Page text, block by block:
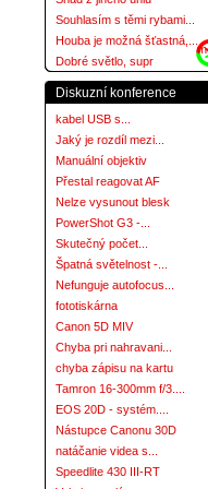
Souhlasím s těmi rybami...
Houba je možná šťastná,...
Dobré světlo, supr
Diskuzní konference
kabel USB s...
Jaký je rozdíl mezi...
Manuální objektiv
Přestal reagovat AF
Nelze vysunout blesk
PowerShot G3 -...
Skutečný počet...
Špatná světelnost -...
Nefunguje autofocus...
fototiskárna
Canon 5D MIV
Chyba pri nahravani...
chyba zápisu na kartu
Tamron 16-300mm f/3....
EOS 20D - systém....
Nástupce Canonu 30D
natáčanie videa s...
Speedlite 430 III-RT